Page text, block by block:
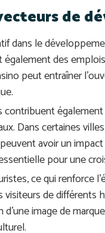
de
dans le
des
peut entraîner
contribuent
Dans certaines
avoir un
pour une
ce qui renforce
de différents
image de